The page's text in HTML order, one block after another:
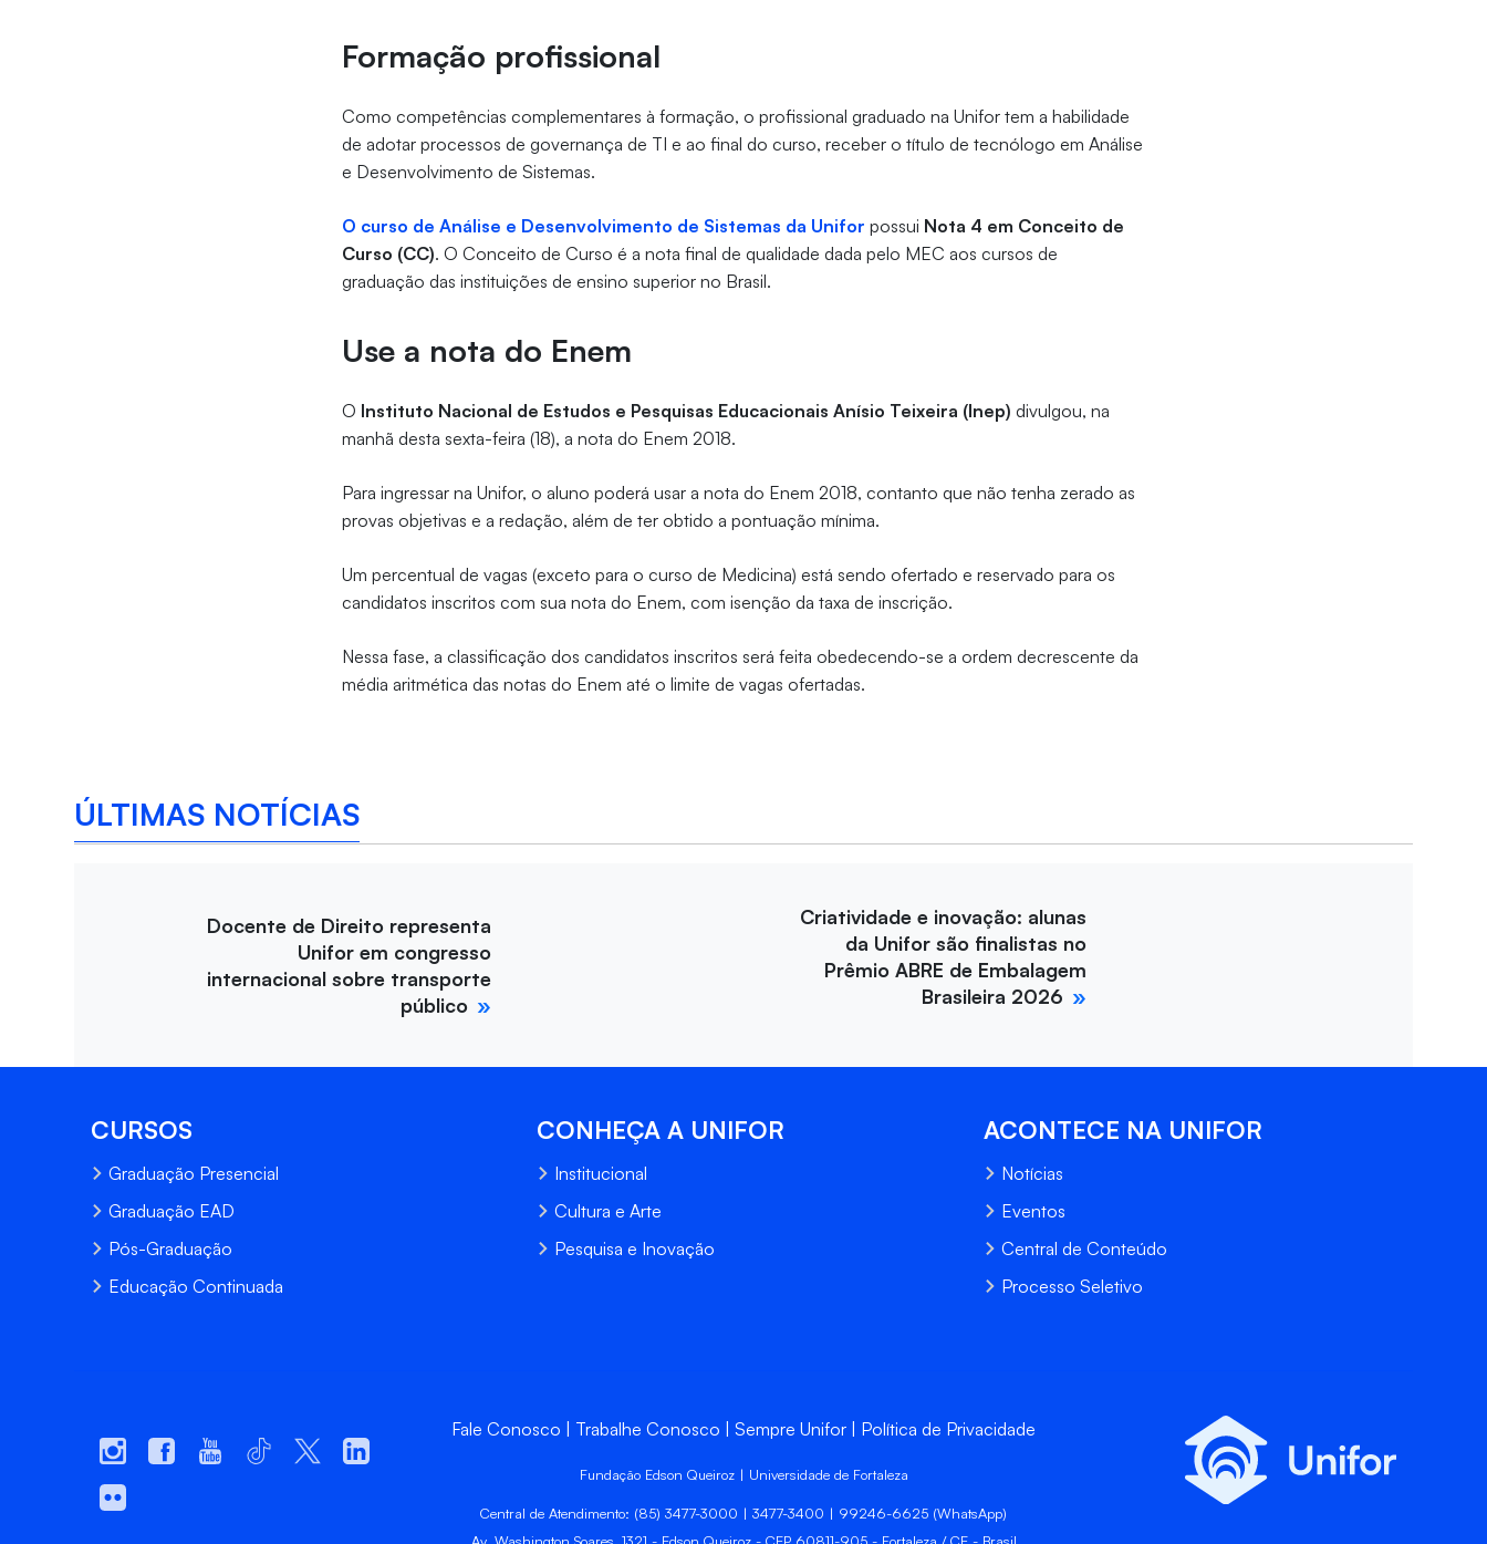
Formação profissional
Como competências complementares à formação, o profissional graduado na Unifor tem a habilidade
de adotar processos de governança de TI e ao final do curso, receber o título de tecnólogo em Análise
e Desenvolvimento de Sistemas.
O curso de Análise e Desenvolvimento de Sistemas da Unifor possui Nota 4 em Conceito de
Curso (CC). O Conceito de Curso é a nota final de qualidade dada pelo MEC aos cursos de
graduação das instituições de ensino superior no Brasil.
Use a nota do Enem
O Instituto Nacional de Estudos e Pesquisas Educacionais Anísio Teixeira (Inep) divulgou, na
manhã desta sexta-feira (18), a nota do Enem 2018.
Para ingressar na Unifor, o aluno poderá usar a nota do Enem 2018, contanto que não tenha zerado as
provas objetivas e a redação, além de ter obtido a pontuação mínima.
Um percentual de vagas (exceto para o curso de Medicina) está sendo ofertado e reservado para os
candidatos inscritos com sua nota do Enem, com isenção da taxa de inscrição.
Nessa fase, a classificação dos candidatos inscritos será feita obedecendo-se a ordem decrescente da
média aritmética das notas do Enem até o limite de vagas ofertadas.
ÚLTIMAS NOTÍCIAS
Docente de Direito representa
Unifor em congresso
internacional sobre transporte
público
Criatividade e inovação: alunas
da Unifor são finalistas no
Prêmio ABRE de Embalagem
Brasileira 2026
CURSOS
Graduação Presencial
Graduação EAD
Pós-Graduação
Educação Continuada
CONHEÇA A UNIFOR
Institucional
Cultura e Arte
Pesquisa e Inovação
ACONTECE NA UNIFOR
Notícias
Eventos
Central de Conteúdo
Processo Seletivo
Fale Conosco Trabalhe Conosco Sempre Unifor Política de Privacidade
Fundação Edson Queiroz | Universidade de Fortaleza
Central de Atendimento: (85) 3477-3000 | 3477-3400 | 99246-6625 (WhatsApp)
Av. Washington Soares, 1321 - Edson Queiroz - CEP 60811-905 - Fortaleza / CE - Brasil